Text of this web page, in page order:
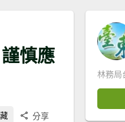
慎應
分享
林務局